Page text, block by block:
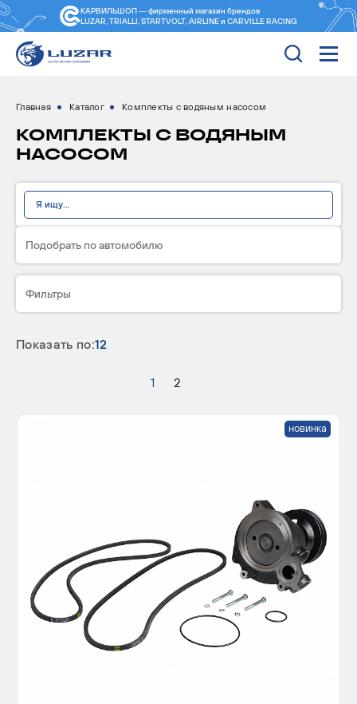
КАРВИЛЬШОП — фирменный магазин брендов
LUZAR, TRIALLI, STARTVOLT, AIRLINE и CARVILLE RACING
Главная Каталог Комплекты с водяным насосом
КОМПЛЕКТЫ С ВОДЯНЫМ
НАСОСОМ
Подобрать по автомобилю
Фильтры
Показать по:12
1 2
новинка